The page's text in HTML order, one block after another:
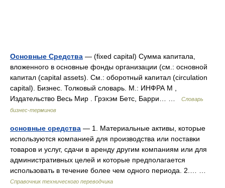
Основные Средства — (fixed capital) Сумма капитала,
вложенного в основные фонды организации (cм.: основной
капитал (capital assets). См.: оборотный капитал (circulation
capital). Бизнес. Толковый словарь. М.: ИНФРА М ,
Издательство Весь Мир . Грэхэм Бетс, Барри… …
Словарь
бизнес-терминов
основные средства — 1. Материальные активы, которые
используются компанией для производства или поставки
товаров и услуг, сдачи в аренду другим компаниям или для
административных целей и которые предполагается
использовать в течение более чем одного периода. 2.… …
Справочник технического переводчика